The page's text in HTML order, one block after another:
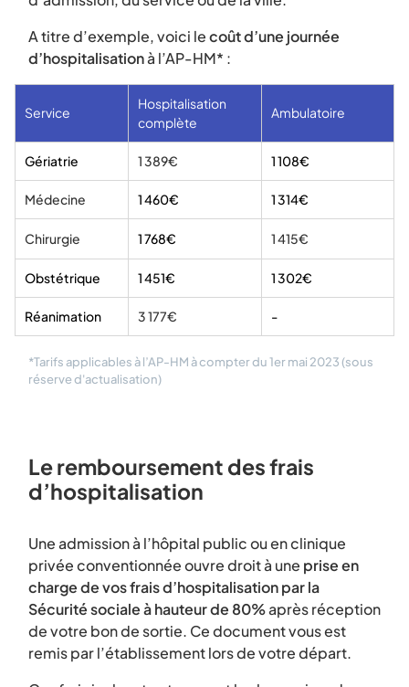
A titre d’exemple, voici lecoût d’une journée
d’hospitalisationà l’AP-HM* :
Service
Hospitalisation
complète
Ambulatoire
Gériatrie 1 389€ 1 108€
Médecine 1 460€ 1 314€
Chirurgie 1 768€ 1 415€
Obstétrique 1 451€ 1 302€
Réanimation 3 177€ -
*Tarifs applicables à l’AP-HM à compter du 1er mai 2023 (sous
réserve d'actualisation)
Le remboursement des frais
d’hospitalisation
Une admission à l’hôpital public ou en clinique
privée conventionnée ouvre droit à une prise en
charge de vos frais d’hospitalisation par la
Sécurité sociale à hauteur de 80%après réception
de votre bon de sortie. Ce document vous est
remis par l’établissement lors de votre départ.